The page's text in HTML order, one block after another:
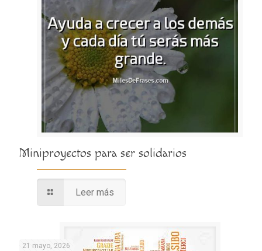
Miniproyectos para ser solidarios
Leer más
21 mayo, 2026